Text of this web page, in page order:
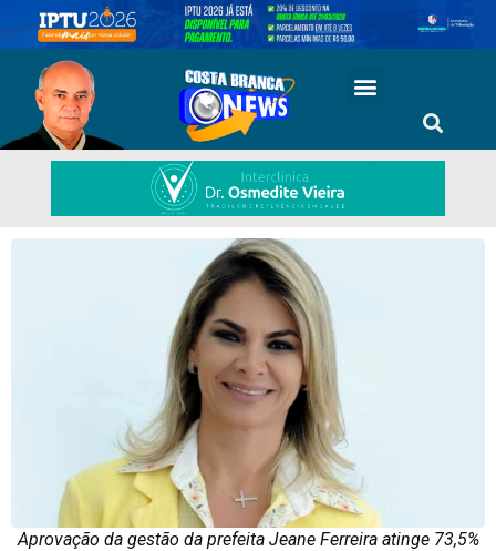
Aprovação da gestão da prefeita Jeane Ferreira atinge 73,5%